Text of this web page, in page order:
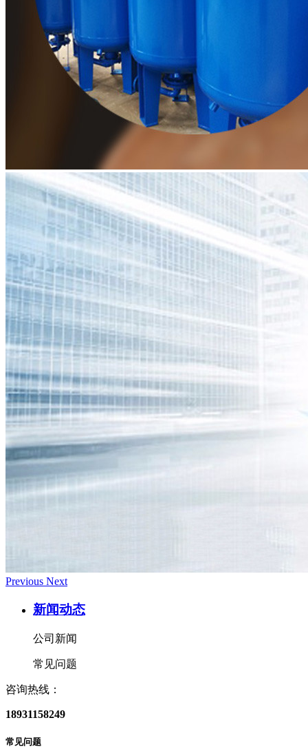
Previous Next
新闻动态
公司新闻
常见问题
咨询热线：
18931158249
常见问题